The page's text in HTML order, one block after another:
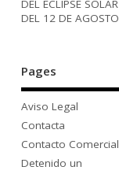
DEL ECLIPSE SOLAR
DEL 12 DE AGOSTO
Pages
Aviso Legal
Contacta
Contacto Comercial
Detenido un